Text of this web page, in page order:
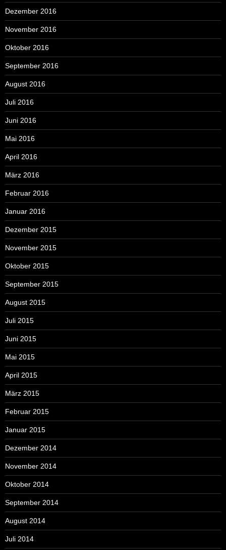
Dezember 2016
November 2016
Oktober 2016
September 2016
August 2016
Juli 2016
Juni 2016
Mai 2016
April 2016
März 2016
Februar 2016
Januar 2016
Dezember 2015
November 2015
Oktober 2015
September 2015
August 2015
Juli 2015
Juni 2015
Mai 2015
April 2015
März 2015
Februar 2015
Januar 2015
Dezember 2014
November 2014
Oktober 2014
September 2014
August 2014
Juli 2014